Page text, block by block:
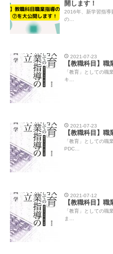
開します！
2016年、新学習指導
の…
2021-07-23
【教職科目】
「教育」としての
キ…
2021-07-23
【教職科目】
「教育」としての
PDC…
2021-07-12
【教職科目】
「教育」としての
ま…